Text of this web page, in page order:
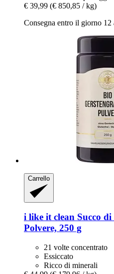
€ 39,99 (€ 850,85 / kg)
Consegna entro il giorno 12
Carrello
i like it clean Succo
Polvere, 250 g
21 volte concentrato
Essiccato
Ricco di minerali